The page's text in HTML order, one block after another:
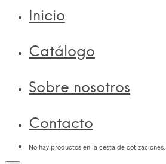
Inicio
Catálogo
Sobre nosotros
Contacto
No hay productos en la cesta de cotizaciones.